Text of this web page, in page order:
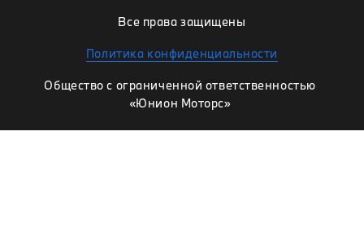
Все права защищены
Политика конфиденциальности
Общество с ограниченной ответственностью
«Юнион Моторс»